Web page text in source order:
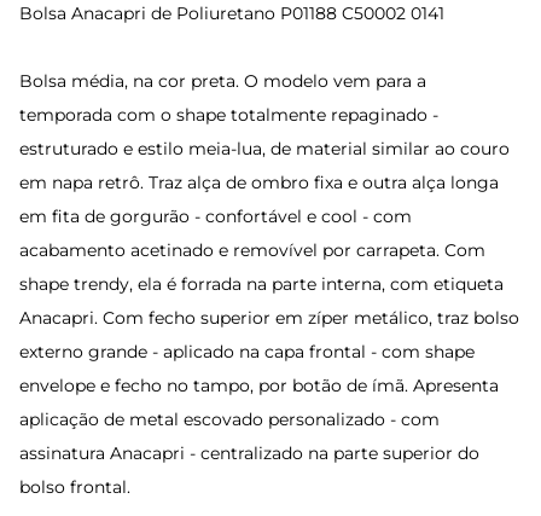
Bolsa Anacapri de Poliuretano P01188 C50002 0141
Bolsa média, na cor preta. O modelo vem para a
temporada com o shape totalmente repaginado -
estruturado e estilo meia-lua, de material similar ao couro
em napa retrô. Traz alça de ombro fixa e outra alça longa
em fita de gorgurão - confortável e cool - com
acabamento acetinado e removível por carrapeta. Com
shape trendy, ela é forrada na parte interna, com etiqueta
Anacapri. Com fecho superior em zíper metálico, traz bolso
externo grande - aplicado na capa frontal - com shape
envelope e fecho no tampo, por botão de ímã. Apresenta
aplicação de metal escovado personalizado - com
assinatura Anacapri - centralizado na parte superior do
bolso frontal.